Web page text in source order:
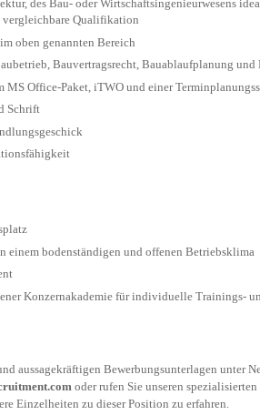
des Bau- oder Wirtschaftsingenieurwesens
vergleichbare Qualifikation
oben genannten Bereich
Bauvertragsrecht, Bauablaufplanung
MS Office-Paket, iTWO und einer
Schrift
einem bodenständigen und offenen Betriebsklima
Konzernakademie für individuelle Trainings-
aussagekräftigen Bewerbungsunterlagen unter
oder rufen Sie unseren
Einzelheiten zu dieser Position zu erfahren.